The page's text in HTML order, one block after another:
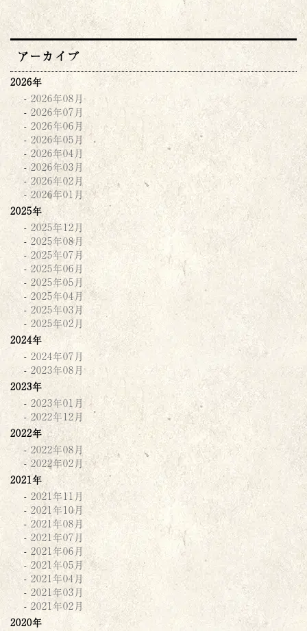
アーカイブ
2026年
2026年08月
2026年07月
2026年06月
2026年05月
2026年04月
2026年03月
2026年02月
2026年01月
2025年
2025年12月
2025年08月
2025年07月
2025年06月
2025年05月
2025年04月
2025年03月
2025年02月
2024年
2024年07月
2023年08月
2023年
2023年01月
2022年12月
2022年
2022年08月
2022年02月
2021年
2021年11月
2021年10月
2021年08月
2021年07月
2021年06月
2021年05月
2021年04月
2021年03月
2021年02月
2020年